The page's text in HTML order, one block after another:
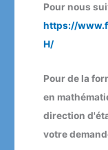
Pour nous
https://
H/
Pour de la
en
direction
votre